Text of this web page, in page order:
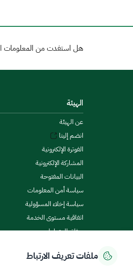
هل استفدت من المعلومات
الهيئة
عن الهيئة
انضم إلينا
الفوترة الإلكترونية
المشاركة الإلكترونية
البيانات المفتوحة
سياسة أمن المعلومات
سياسة إخلاء المسؤولية
اتفاقية مستوى الخدمة
ميثاق المتعاملين
ملفات تعريف الارتباط